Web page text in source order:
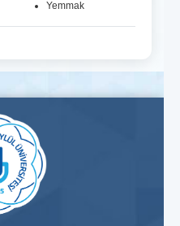
Yemmak